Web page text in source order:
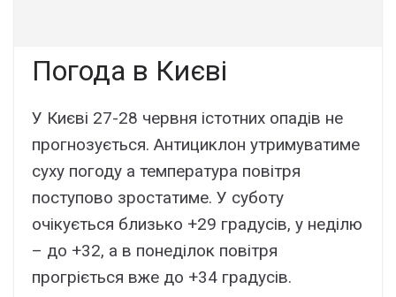
Погода в Києві
У Києві 27-28 червня істотних опадів не
прогнозується. Антициклон утримуватиме
суху погоду а температура повітря
поступово зростатиме. У суботу
очікується близько +29 градусів, у неділю
– до +32, а в понеділок повітря
прогріється вже до +34 градусів.